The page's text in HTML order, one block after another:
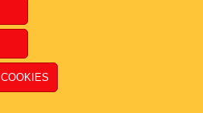
SK2020513880
s.r.o., Všetky práva vyhradené.